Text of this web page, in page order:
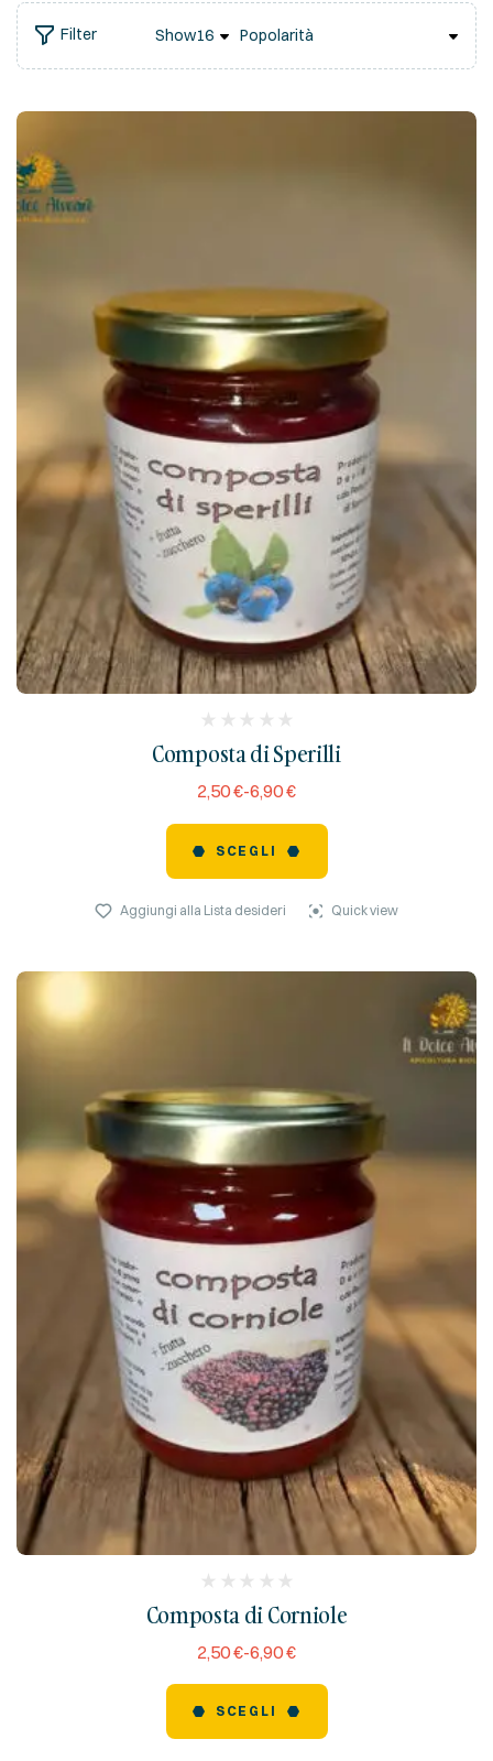
Filter Show
Composta di Sperilli
reviews)
2,50€-6,90€
SCEGLI
Aggiungi alla Lista desideri Quick view
Composta di Corniole
reviews)
2,50€-6,90€
SCEGLI